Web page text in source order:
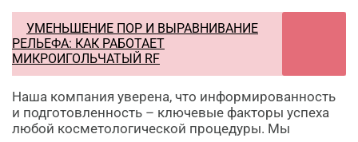
УМЕНЬШЕНИЕ ПОР И ВЫРАВНИВАНИЕ
РЕЛЬЕФА: КАК РАБОТАЕТ
МИКРОИГОЛЬЧАТЫЙ RF
Наша компания уверена, что информированность
и подготовленность – ключевые факторы успеха
любой косметологической процедуры. Мы